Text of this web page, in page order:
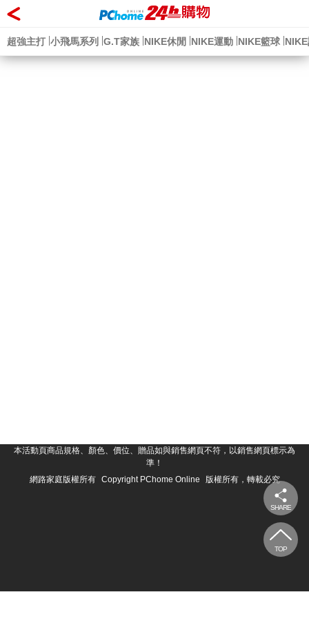
超強主打 小飛馬系列 G.T家族 NIKE休閒 NIKE運動 NIKE籃球
本活動頁商品規格、顏色、價位、贈品如與銷售網頁不符，以銷售網頁標示為
準！
網路家庭版權所有
Copyright PChome Online 版權所有，轉載必究
SHARE
TOP